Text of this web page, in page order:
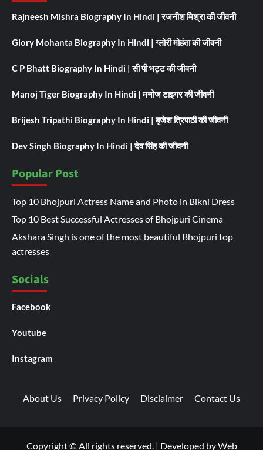
Rajneesh Mishra Biography In Hindi | रजनीश मिश्रा की जीवनी
Glory Mohanta Biography In Hindi | ग्लोरी मोहंता की जीवनी
C P Bhatt Biography In Hindi | सी पी भट्ट की जीवनी
Manoj Tiger Biography In Hindi | मनोज टाइगर की जीवनी
Brijesh Tripathi Biography In Hindi | बृजेश त्रिपाठी की जीवनी
Dev Singh Biography In Hindi | देव सिंह की जीवनी
Popular Post
Top 10 Bhojpuri Actress Name and Photo in Bikni Dress
Top 10 Best Successful Actresses of Bhojpuri Cinema
Akshara Singh is one of the most beautiful Bhojpuri top
actresses
Socials
Facebook
Youtube
Instagram
About Us Privacy Policy Disclaimer Contact Us
Copyright © All rights reserved. | Developed byWeb